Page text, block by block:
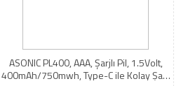
ASONIC PL400, AAA, Şarjlı Pil, 1.5Volt,
400mAh/750mwh, Type-C ile Kolay Şarj,